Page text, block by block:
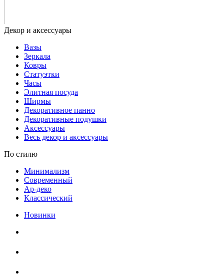
Вазы
Зеркала
Ковры
Статуэтки
Часы
Элитная посуда
Ширмы
Декоративное панно
Декоративные подушки
Аксессуары